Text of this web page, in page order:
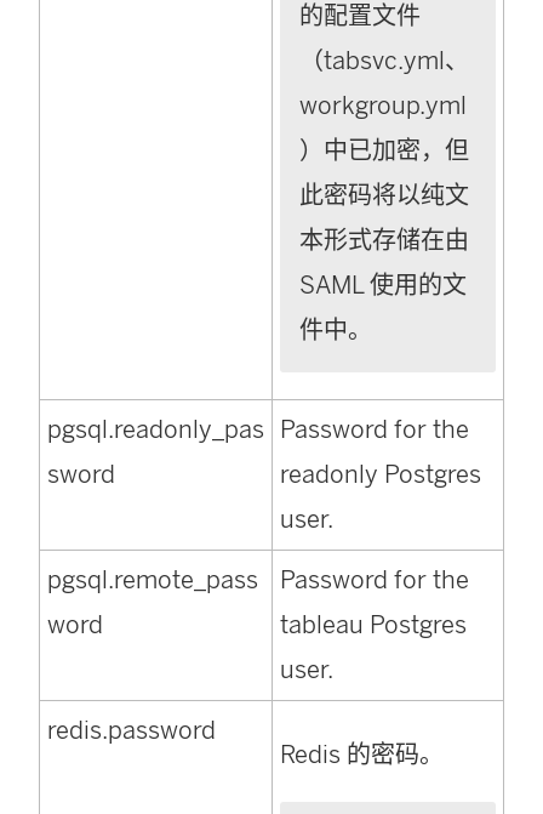
的配置文件
（tabsvc.yml、
workgroup.yml
）中已加密，但
此密码将以纯文
本形式存储在由
SAML 使用的文
件中。
pgsql.readonly_pas
sword
Password for the
readonly Postgres
user.
pgsql.remote_pass
word
Password for the
tableau Postgres
user.
redis.password
Redis 的密码。